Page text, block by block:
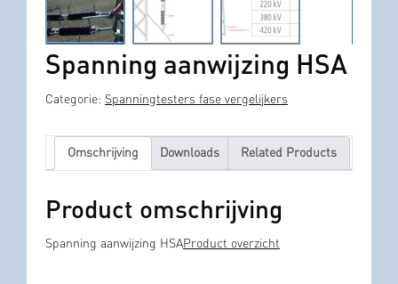
Spanning aanwijzing HSA
Categorie: Spanningtesters fase vergelijkers
Omschrijving Downloads Related Products
Product omschrijving
Spanning aanwijzing HSAProduct overzicht